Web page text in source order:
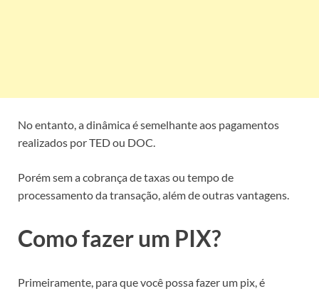
No entanto, a dinâmica é semelhante aos pagamentos
realizados por TED ou DOC.
Porém sem a cobrança de taxas ou tempo de
processamento da transação, além de outras vantagens.
Como fazer um PIX?
Primeiramente, para que você possa fazer um pix, é